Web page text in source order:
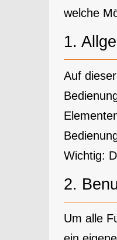
welche
1.
Auf
Wichtig:
2.
Um alle